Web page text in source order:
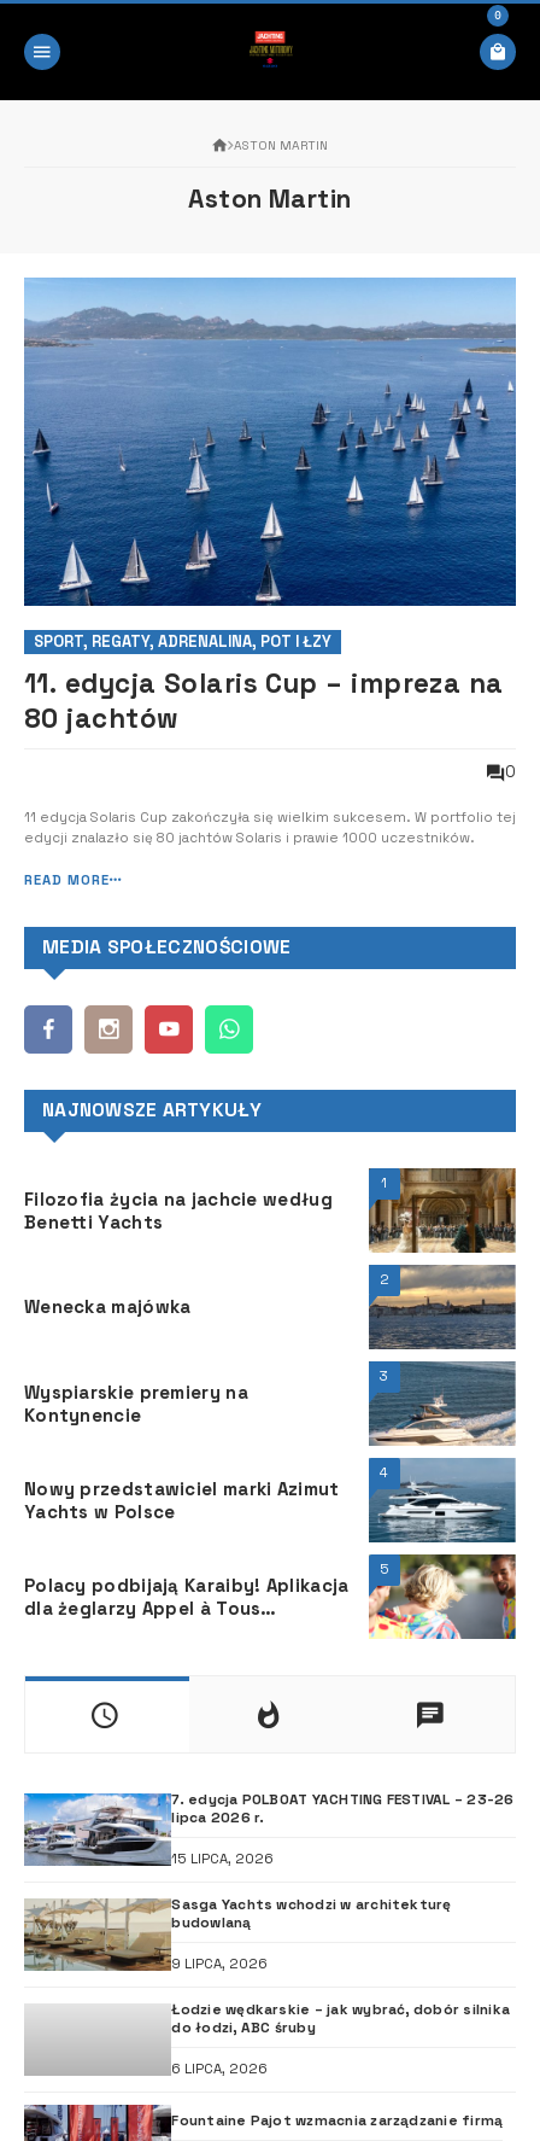
0
ASTON MARTIN
Aston Martin
SPORT, REGATY, ADRENALINA, POT I ŁZY
11. edycja Solaris Cup – impreza na
80 jachtów
0
11 edycja Solaris Cup zakończyła się wielkim sukcesem. W portfolio tej
edycji znalazło się 80 jachtów Solaris i prawie 1000 uczestników.
READ MORE
MEDIA SPOŁECZNOŚCIOWE
NAJNOWSZE ARTYKUŁY
1
Filozofia życia na jachcie według
Benetti Yachts
2
Wenecka majówka
3
Wyspiarskie premiery na
Kontynencie
4
Nowy przedstawiciel marki Azimut
Yachts w Polsce
5
Polacy podbijają Karaiby! Aplikacja
dla żeglarzy Appel à Tous
7. edycja POLBOAT YACHTING FESTIVAL – 23-26
lipca 2026 r.
15 LIPCA, 2026
Sasga Yachts wchodzi w architekturę
budowlaną
9 LIPCA, 2026
Łodzie wędkarskie – jak wybrać, dobór silnika
do łodzi, ABC śruby
6 LIPCA, 2026
Fountaine Pajot wzmacnia zarządzanie firmą